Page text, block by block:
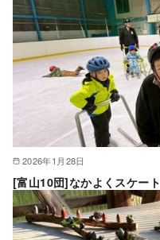
2026年1月28日
[富山10団]なかよくスケート